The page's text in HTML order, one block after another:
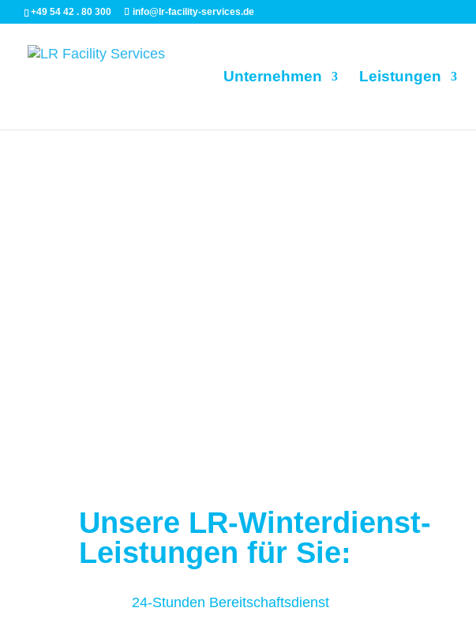
+49 54 42 . 80 300 info@lr-facility-services.de
Unternehmen Leistungen
Unsere LR-Winter­dienst-
Leistungen für Sie:
24-Stunden Bereitschaftsdienst